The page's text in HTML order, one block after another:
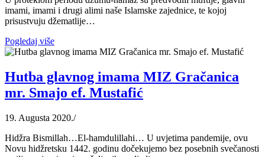
imami, imami i drugi alimi naše Islamske zajednice, te kojoj
prisustvuju džematlije…
Pogledaj više
Hutba glavnog imama MIZ Gračanica
mr. Smajo ef. Mustafić
19. Augusta 2020./
Hidžra Bismillah…El-hamdulillahi… U uvjetima pandemije, ovu
Novu hidžretsku 1442. godinu dočekujemo bez posebnih svečanosti